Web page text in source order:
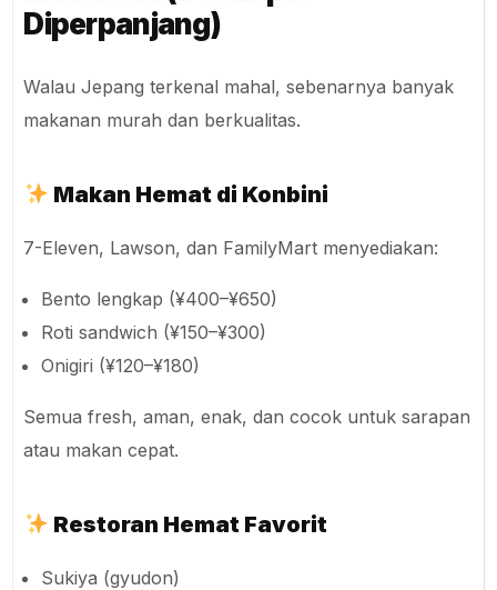
Diperpanjang)
Walau Jepang terkenal mahal, sebenarnya banyak
makanan murah dan berkualitas.
Makan Hemat di Konbini
7-Eleven, Lawson, dan FamilyMart menyediakan:
Bento lengkap (¥400–¥650)
Roti sandwich (¥150–¥300)
Onigiri (¥120–¥180)
Semua fresh, aman, enak, dan cocok untuk sarapan
atau makan cepat.
Restoran Hemat Favorit
Sukiya (gyudon)